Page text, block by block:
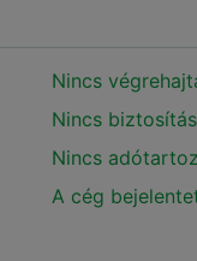
Nincs
Nincs
Nincs
A cég